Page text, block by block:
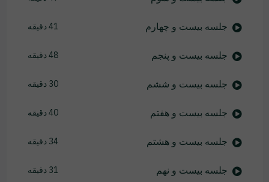
جلسه بیست و چهارم 41 دقیقه
جلسه بیست و پنجم 48 دقیقه
جلسه بیست و ششم 30 دقیقه
جلسه بیست و هفتم 40 دقیقه
جلسه بیست و هشتم 34 دقیقه
جلسه بیست و نهم 31 دقیقه